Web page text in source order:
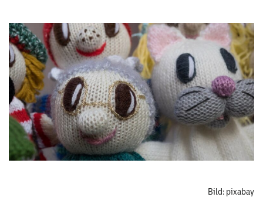
Bild: pixabay